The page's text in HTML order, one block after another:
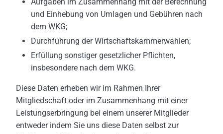
und Einhebung von Umlagen und Gebühren nach
dem WKG;
Durchführung der Wirtschaftskammerwahlen;
Erfüllung sonstiger gesetzlicher Pflichten,
insbesondere nach dem WKG.
Diese Daten erheben wir im Rahmen Ihrer
Mitgliedschaft oder im Zusammenhang mit einer
Leistungserbringung bei einem unserer Mitglieder
entweder indem Sie uns diese Daten selbst zur